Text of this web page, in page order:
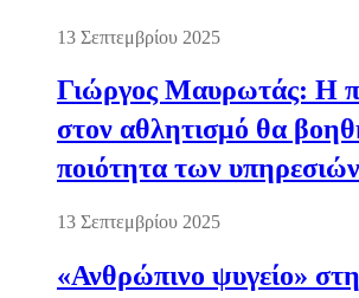
13 Σεπτεμβρίου 2025
Γιώργος Μαυρωτάς: Η
στον αθλητισμό θα
ποιότητα των υπηρεσιών
13 Σεπτεμβρίου 2025
«Ανθρώπινο ψυγείο»